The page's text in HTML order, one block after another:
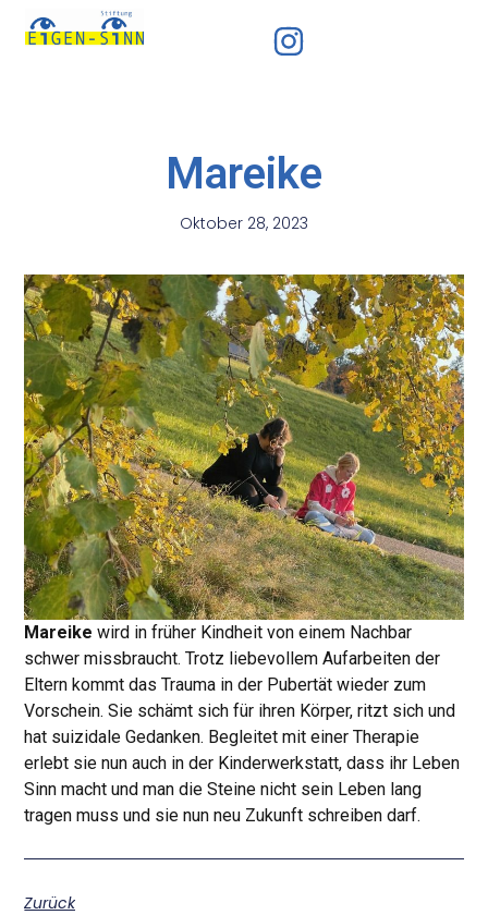
Mareike
Oktober 28, 2023
Mareike wird in früher Kindheit von einem Nachbar
schwer missbraucht. Trotz liebevollem Aufarbeiten der
Eltern kommt das Trauma in der Pubertät wieder zum
Vorschein. Sie schämt sich für ihren Körper, ritzt sich und
hat suizidale Gedanken. Begleitet mit einer Therapie
erlebt sie nun auch in der Kinderwerkstatt, dass ihr Leben
Sinn macht und man die Steine nicht sein Leben lang
tragen muss und sie nun neu Zukunft schreiben darf.
Zurück